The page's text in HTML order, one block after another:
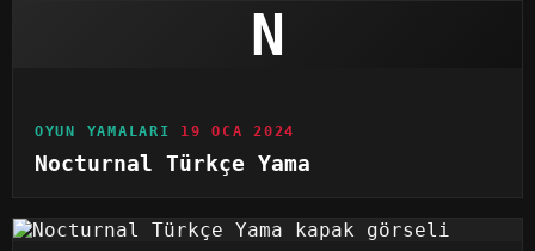
N
OYUN YAMALARI 19 OCA 2024
Nocturnal Türkçe Yama